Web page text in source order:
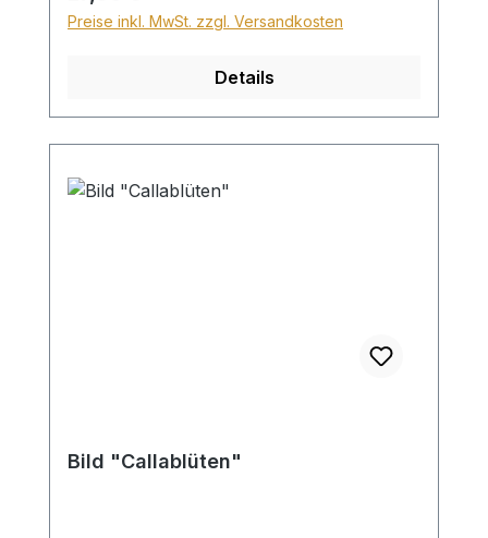
Preise inkl. MwSt. zzgl. Versandkosten
Details
Bild "Callablüten"